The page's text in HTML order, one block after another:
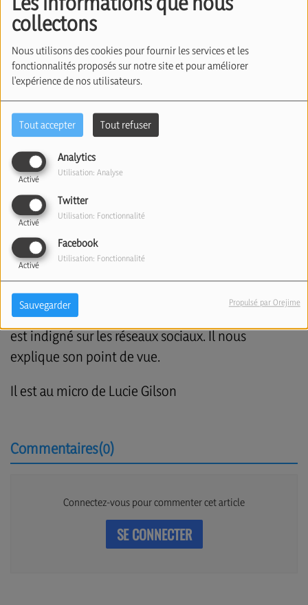
collectons
Nous utilisons des cookies pour fournir les services et les
fonctionnalités proposés sur notre site et pour améliorer
l'expérience de nos utilisateurs.
Tout accepter Tout refuser
Analytics
Activé
Utilisation: Analyse
Twitter
Activé
Utilisation: Fonctionnalité
Facebook
Activé
Utilisation: Fonctionnalité
Sauvegarder Propulsé par Orejime
(03/04/2025)
03 avril 2025
Écouter le podcast
Le mouvement "Ecoloj" a invité la députée LFI
Rima Hassan, condamnée plusieurs fois pour
apologie du terrorisme, à une journée de débats.
Georges Dallemagne, ex-député “Les Engagés” s'en
est indigné sur les réseaux sociaux. Il nous
explique son point de vue.
Il est au micro de Lucie Gilson
Commentaires(0)
Connectez-vous pour commenter cet article
SE CONNECTER